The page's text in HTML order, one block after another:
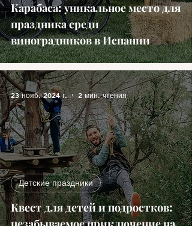
Карабаса: уникальное место для
праздника среди
виноградников в Испании
Квест для детей и подростков:
Детские праздники
23 нояб. 2024 г. 2 мин. чтения